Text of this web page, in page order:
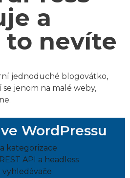
a
to nevíte
jednoduché blogovátko,
jenom na malé weby,
WordPressu
kategorizace
API a headless